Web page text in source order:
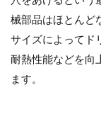
械部品はほとんど
サイズによってド
耐熱性能などを向
ます。